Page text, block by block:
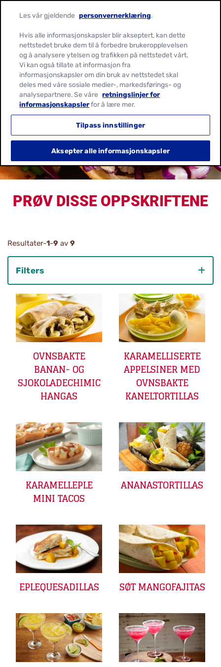
INTERESSERT I VÅRE
FRUKT
OPPSKRIFTER??
PRØV DISSE OPPSKRIFTENE
Resultater-1-9 av 9
Filters
Category
OVNSBAKTE
BANAN- OG
SJOKOLADECHIMIC
HANGAS
KARAMELLISERTE
APPELSINER MED
OVNSBAKTE
KANELTORTILLAS
KARAMELLEPLE
MINI TACOS
ANANASTORTILLAS
EPLEQUESADILLAS SØT MANGOFAJITAS
Les vår gjeldende personvernerklæring.
Hvis alle informasjonskapsler blir akseptert, kan dette
nettstedet bruke dem til å forbedre brukeropplevelsen
og å analysere ytelsen og trafikken på nettstedet vårt.
Vi kan også tillate at informasjon fra
informasjonskapsler om din bruk av nettstedet skal
deles med våre sosiale medier-, markedsførings- og
analysepartnere. Se våre retningslinjer for
informasjonskapslerfor å lære mer.
Tilpass innstillinger
Aksepter alle informasjonskapsler